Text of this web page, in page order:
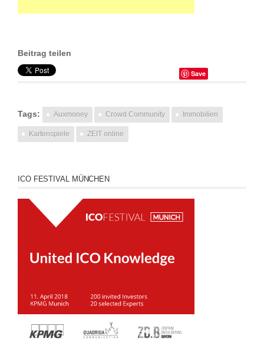
Beitrag teilen
Save
Tags: Auxmoney Crowd Community Immobilien
Kartenspiele ZEIT online
ICO FESTIVAL MÜNCHEN